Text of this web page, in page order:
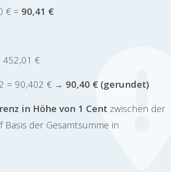
€ = 90,41 €
452,01 €
= 90,402 € → 90,40 € (gerundet)
in Höhe von 1 Cent zwischen der
der Gesamtsumme in